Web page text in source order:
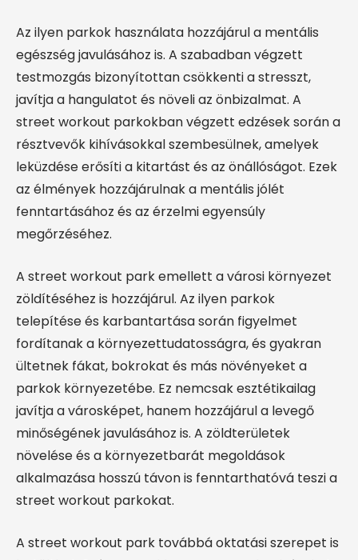
Az ilyen parkok használata hozzájárul a mentális
egészség javulásához is. A szabadban végzett
testmozgás bizonyítottan csökkenti a stresszt,
javítja a hangulatot és növeli az önbizalmat. A
street workout parkokban végzett edzések során a
résztvevők kihívásokkal szembesülnek, amelyek
leküzdése erősíti a kitartást és az önállóságot. Ezek
az élmények hozzájárulnak a mentális jólét
fenntartásához és az érzelmi egyensúly
megőrzéséhez.
A street workout park emellett a városi környezet
zöldítéséhez is hozzájárul. Az ilyen parkok
telepítése és karbantartása során figyelmet
fordítanak a környezettudatosságra, és gyakran
ültetnek fákat, bokrokat és más növényeket a
parkok környezetébe. Ez nemcsak esztétikailag
javítja a városképet, hanem hozzájárul a levegő
minőségének javulásához is. A zöldterületek
növelése és a környezetbarát megoldások
alkalmazása hosszú távon is fenntarthatóvá teszi a
street workout parkokat.
A street workout park továbbá oktatási szerepet is